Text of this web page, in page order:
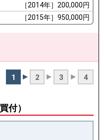
［2014年］200,000円
［2015年］950,000円
1 2 3 4
付）